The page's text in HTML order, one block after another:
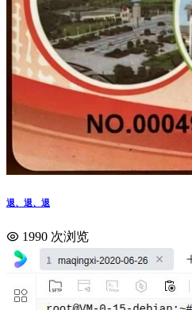
退、退、退
1990 次浏览